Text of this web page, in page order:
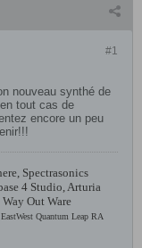
#1
nouveau synthé de
tout cas de
encore un peu
, Spectrasonics
4 Studio,Arturia
Way Out Ware
EastWest Quantum Leap RA